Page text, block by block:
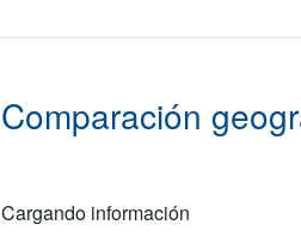
Comparación
Cargando información